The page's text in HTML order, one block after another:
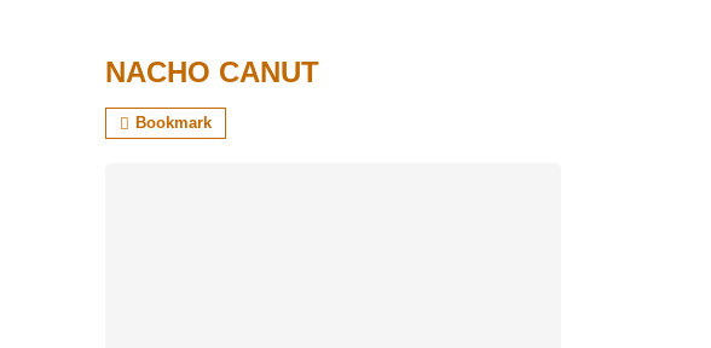
NACHO CANUT
Bookmark